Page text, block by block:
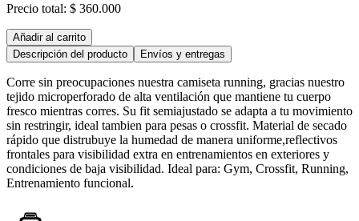
Precio total: $ 360.000
Añadir al carrito
Descripción del producto
Envíos y entregas
Corre sin preocupaciones nuestra camiseta running, gracias nuestro
tejido microperforado de alta ventilación que mantiene tu cuerpo
fresco mientras corres. Su fit semiajustado se adapta a tu movimiento
sin restringir, ideal tambien para pesas o crossfit. Material de secado
rápido que distrubuye la humedad de manera uniforme,reflectivos
frontales para visibilidad extra en entrenamientos en exteriores y
condiciones de baja visibilidad. Ideal para: Gym, Crossfit, Running,
Entrenamiento funcional.